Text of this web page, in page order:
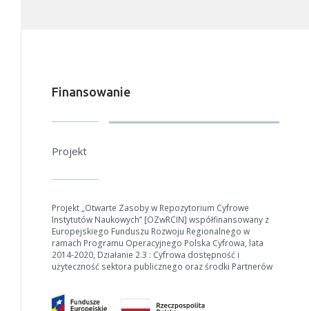
Finansowanie
Projekt
Projekt „Otwarte Zasoby w Repozytorium Cyfrowe
Instytutów Naukowych” [OZwRCIN] współfinansowany z
Europejskiego Funduszu Rozwoju Regionalnego w
ramach Programu Operacyjnego Polska Cyfrowa, lata
2014-2020, Działanie 2.3 : Cyfrowa dostępność i
użyteczność sektora publicznego oraz środki Partnerów